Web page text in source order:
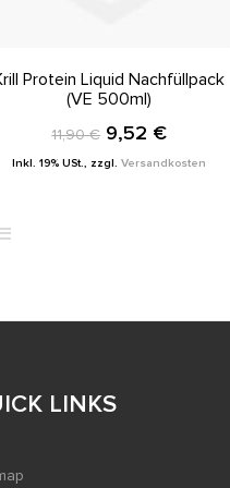
Protein Liquid Nachfüllpack
(VE 500ml)
11,90 € 9,52 €
Inkl. 19% USt., zzgl.Versandkosten
LINKS